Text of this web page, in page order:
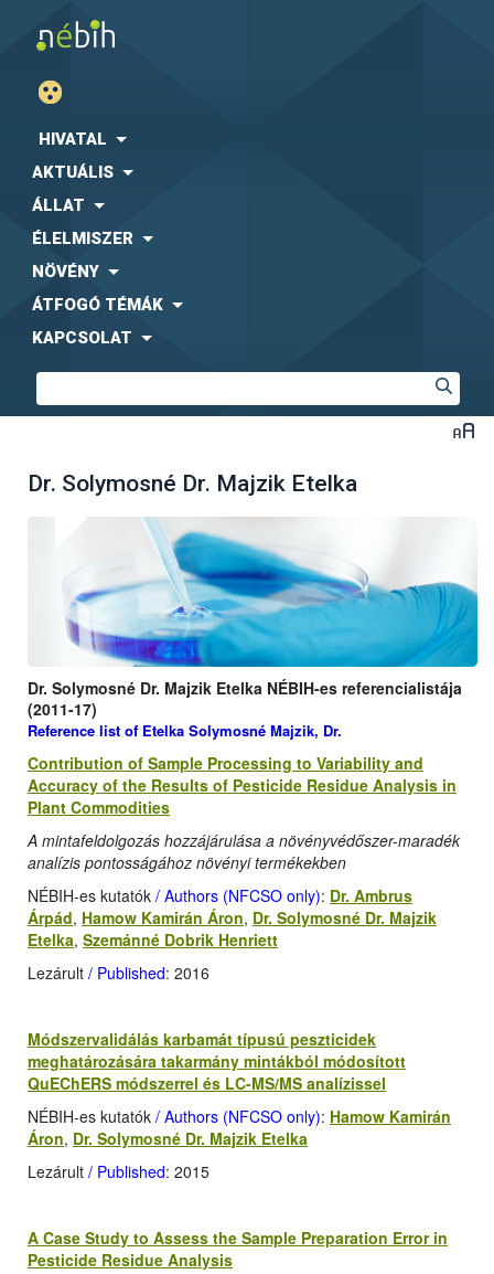
HIVATAL
AKTUÁLIS
ÁLLAT
ÉLELMISZER
NÖVÉNY
ÁTFOGÓ TÉMÁK
KAPCSOLAT
Dr. Solymosné Dr. Majzik Etelka
Dr. Solymosné Dr. Majzik Etelka NÉBIH-es referencialistája
(2011-17)
Reference list of Etelka Solymosné Majzik, Dr.
Contribution of Sample Processing to Variability and
Accuracy of the Results of Pesticide Residue Analysis in
Plant Commodities
A mintafeldolgozás hozzájárulása a növényvédőszer-maradék
analízis pontosságához növényi termékekben
NÉBIH-es kutatók / Authors (NFCSO only): Dr. Ambrus
Árpád, Hamow Kamirán Áron, Dr. Solymosné Dr. Majzik
Etelka, Szemánné Dobrik Henriett
Lezárult / Published: 2016
Módszervalidálás karbamát típusú peszticidek
meghatározására takarmány mintákból módosított
QuEChERS módszerrel és LC-MS/MS analízissel
NÉBIH-es kutatók / Authors (NFCSO only): Hamow Kamirán
Áron, Dr. Solymosné Dr. Majzik Etelka
Lezárult / Published: 2015
A Case Study to Assess the Sample Preparation Error in
Pesticide Residue Analysis